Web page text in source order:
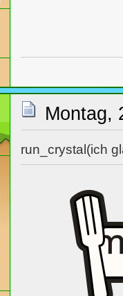
Montag,
run_crystal(ich